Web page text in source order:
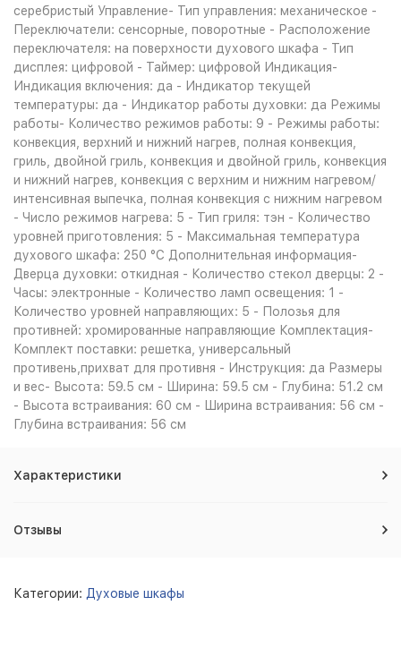
серебристый Управление- Тип управления: механическое -
Переключатели: сенсорные, поворотные - Расположение
переключателя: на поверхности духового шкафа - Тип
дисплея: цифровой - Таймер: цифровой Индикация-
Индикация включения: да - Индикатор текущей
температуры: да - Индикатор работы духовки: да Режимы
работы- Количество режимов работы: 9 - Режимы работы:
конвекция, верхний и нижний нагрев, полная конвекция,
гриль, двойной гриль, конвекция и двойной гриль, конвекция
и нижний нагрев, конвекция с верхним и нижним нагревом/
интенсивная выпечка, полная конвекция с нижним нагревом
- Число режимов нагрева: 5 - Тип гриля: тэн - Количество
уровней приготовления: 5 - Максимальная температура
духового шкафа: 250 °С Дополнительная информация-
Дверца духовки: откидная - Количество стекол дверцы: 2 -
Часы: электронные - Количество ламп освещения: 1 -
Количество уровней направляющих: 5 - Полозья для
противней: хромированные направляющие Комплектация-
Комплект поставки: решетка, универсальный
противень,прихват для противня - Инструкция: да Размеры
и вес- Высота: 59.5 см - Ширина: 59.5 см - Глубина: 51.2 см
- Высота встраивания: 60 см - Ширина встраивания: 56 см -
Глубина встраивания: 56 см
Характеристики
Отзывы
Категории: Духовые шкафы